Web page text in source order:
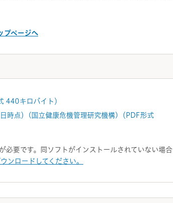
プページへ
440キロバイト）
時点）(国立健康危機管理研究機構)（PDF形式
要です。同ソフトがインストールされていない場合
ロードしてください。